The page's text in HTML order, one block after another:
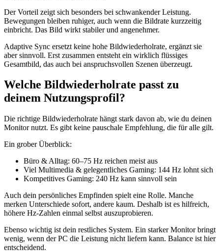
Der Vorteil zeigt sich besonders bei schwankender Leistung.
Bewegungen bleiben ruhiger, auch wenn die Bildrate kurzzeitig
einbricht. Das Bild wirkt stabiler und angenehmer.
Adaptive Sync ersetzt keine hohe Bildwiederholrate, ergänzt sie
aber sinnvoll. Erst zusammen entsteht ein wirklich flüssiges
Gesamtbild, das auch bei anspruchsvollen Szenen überzeugt.
Welche Bildwiederholrate passt zu
deinem Nutzungsprofil?
Die richtige Bildwiederholrate hängt stark davon ab, wie du deinen
Monitor nutzt. Es gibt keine pauschale Empfehlung, die für alle gilt.
Ein grober Überblick:
Büro & Alltag: 60–75 Hz reichen meist aus
Viel Multimedia & gelegentliches Gaming: 144 Hz lohnt sich
Kompetitives Gaming: 240 Hz kann sinnvoll sein
Auch dein persönliches Empfinden spielt eine Rolle. Manche
merken Unterschiede sofort, andere kaum. Deshalb ist es hilfreich,
höhere Hz-Zahlen einmal selbst auszuprobieren.
Ebenso wichtig ist dein restliches System. Ein starker Monitor bringt
wenig, wenn der PC die Leistung nicht liefern kann. Balance ist hier
entscheidend.